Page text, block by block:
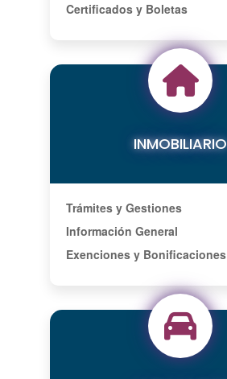
Certificados y Boletas
INMOBILIARIO
Trámites y Gestiones
Información General
Exenciones y Bonificaciones